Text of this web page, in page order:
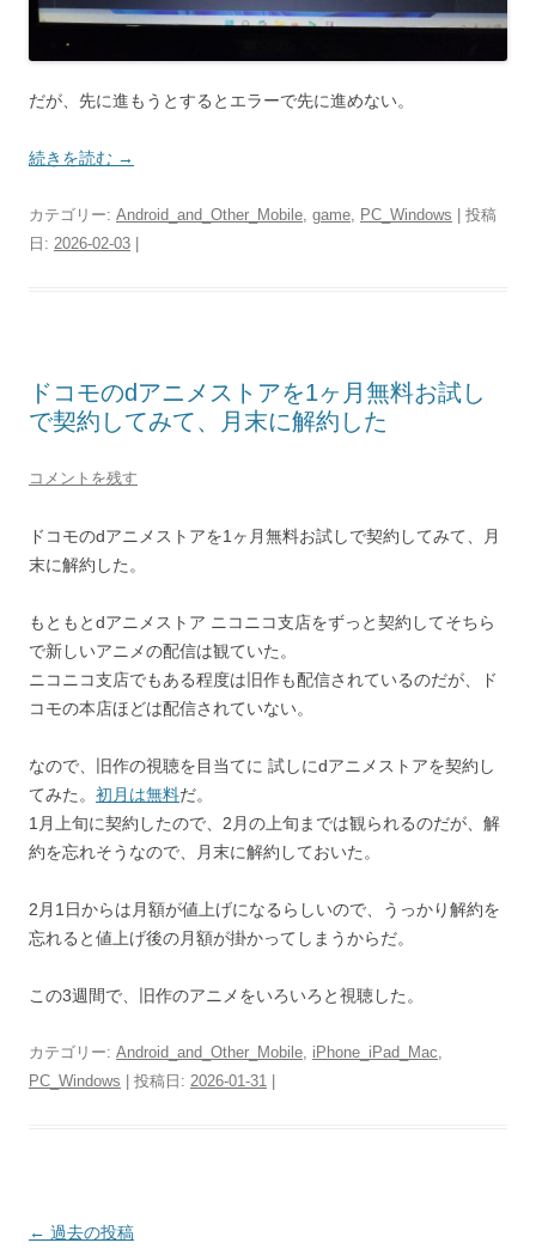
だが、先に進もうとするとエラーで先に進めない。
続きを読む →
カテゴリー: Android_and_Other_Mobile, game, PC_Windows | 投稿
日: 2026-02-03
ドコモのdアニメストアを1ヶ月無料お試し
で契約してみて、月末に解約した
コメントを残す
ドコモのdアニメストアを1ヶ月無料お試しで契約してみて、月
末に解約した。
もともとdアニメストア ニコニコ支店をずっと契約してそちら
で新しいアニメの配信は観ていた。
ニコニコ支店でもある程度は旧作も配信されているのだが、ド
コモの本店ほどは配信されていない。
なので、旧作の視聴を目当てに 試しにdアニメストアを契約し
てみた。 初月は無料だ。
1月上旬に契約したので、2月の上旬までは観られるのだが、解
約を忘れそうなので、月末に解約しておいた。
2月1日からは月額が値上げになるらしいので、うっかり解約を
忘れると値上げ後の月額が掛かってしまうからだ。
この3週間で、旧作のアニメをいろいろと視聴した。
カテゴリー: Android_and_Other_Mobile, iPhone_iPad_Mac,
PC_Windows | 投稿日: 2026-01-31
投
← 過去の投稿